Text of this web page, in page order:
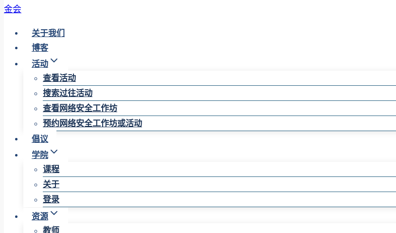
关于我们
博客
活动
查看活动
搜索过往活动
查看网络安全工作坊
预约网络安全工作坊或活动
倡议
学院
课程
关于
登录
资源
教师